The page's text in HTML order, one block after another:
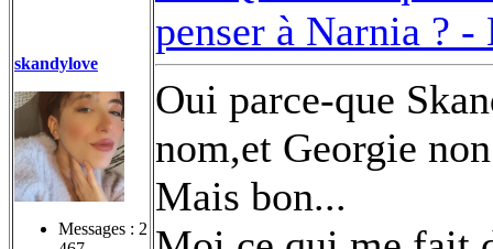
skandylove
Messages : 2
penser à Narnia ? -
Oui parce-que
nom,et Georgie
Mais bon...